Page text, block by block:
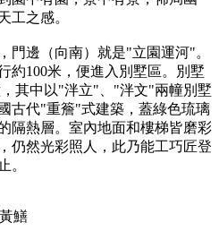
工之感。
門邊（向南）就是"立園運河"。
約100米，便進入別墅區。別墅
其中以"泮立"、"泮文"兩幢別墅
古代"重簷"式建築，蓋綠色琉璃
隔熱層。室內地面和樓梯皆磨彩
仍然光彩照人，此乃能工巧匠登
。
鱔